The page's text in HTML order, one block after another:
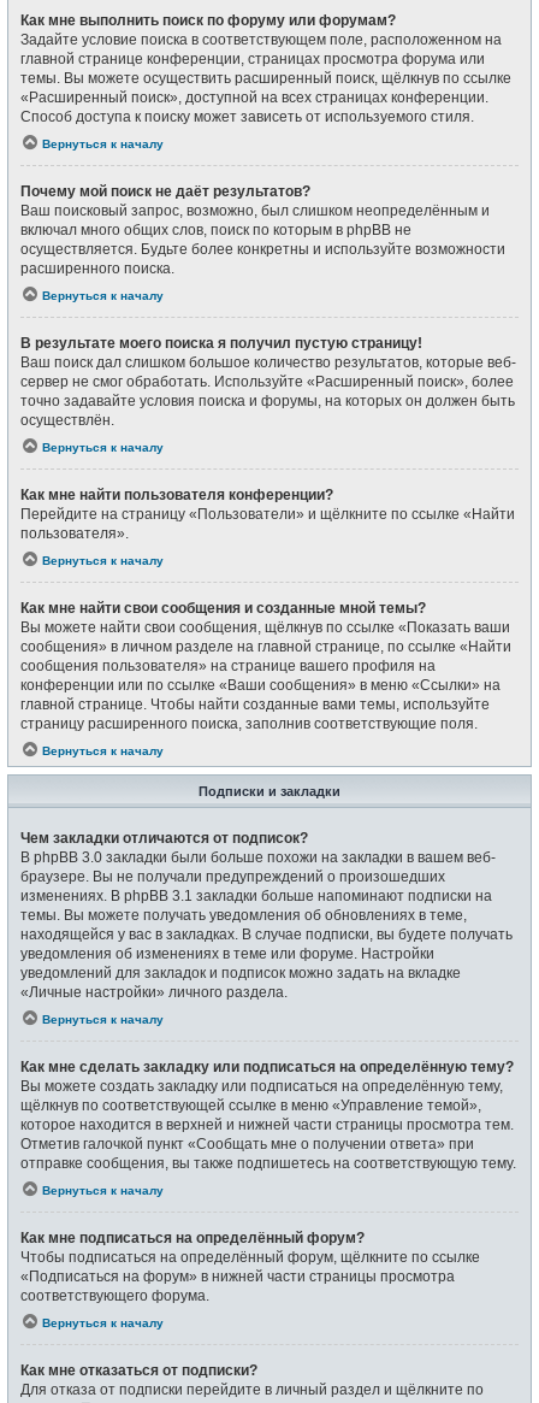
Как мне выполнить поиск по форуму или форумам?
Задайте условие поиска в соответствующем поле, расположенном на
главной странице конференции, страницах просмотра форума или
темы. Вы можете осуществить расширенный поиск, щёлкнув по ссылке
«Расширенный поиск», доступной на всех страницах конференции.
Способ доступа к поиску может зависеть от используемого стиля.
Вернуться к началу
Почему мой поиск не даёт результатов?
Ваш поисковый запрос, возможно, был слишком неопределённым и
включал много общих слов, поиск по которым в phpBB не
осуществляется. Будьте более конкретны и используйте возможности
расширенного поиска.
Вернуться к началу
В результате моего поиска я получил пустую страницу!
Ваш поиск дал слишком большое количество результатов, которые веб-
сервер не смог обработать. Используйте «Расширенный поиск», более
точно задавайте условия поиска и форумы, на которых он должен быть
осуществлён.
Вернуться к началу
Как мне найти пользователя конференции?
Перейдите на страницу «Пользователи» и щёлкните по ссылке «Найти
пользователя».
Вернуться к началу
Как мне найти свои сообщения и созданные мной темы?
Вы можете найти свои сообщения, щёлкнув по ссылке «Показать ваши
сообщения» в личном разделе на главной странице, по ссылке «Найти
сообщения пользователя» на странице вашего профиля на
конференции или по ссылке «Ваши сообщения» в меню «Ссылки» на
главной странице. Чтобы найти созданные вами темы, используйте
страницу расширенного поиска, заполнив соответствующие поля.
Вернуться к началу
Подписки и закладки
Чем закладки отличаются от подписок?
В phpBB 3.0 закладки были больше похожи на закладки в вашем веб-
браузере. Вы не получали предупреждений о произошедших
изменениях. В phpBB 3.1 закладки больше напоминают подписки на
темы. Вы можете получать уведомления об обновлениях в теме,
находящейся у вас в закладках. В случае подписки, вы будете получать
уведомления об изменениях в теме или форуме. Настройки
уведомлений для закладок и подписок можно задать на вкладке
«Личные настройки» личного раздела.
Вернуться к началу
Как мне сделать закладку или подписаться на определённую тему?
Вы можете создать закладку или подписаться на определённую тему,
щёлкнув по соответствующей ссылке в меню «Управление темой»,
которое находится в верхней и нижней части страницы просмотра тем.
Отметив галочкой пункт «Сообщать мне о получении ответа» при
отправке сообщения, вы также подпишетесь на соответствующую тему.
Вернуться к началу
Как мне подписаться на определённый форум?
Чтобы подписаться на определённый форум, щёлкните по ссылке
«Подписаться на форум» в нижней части страницы просмотра
соответствующего форума.
Вернуться к началу
Как мне отказаться от подписки?
Для отказа от подписки перейдите в личный раздел и щёлкните по